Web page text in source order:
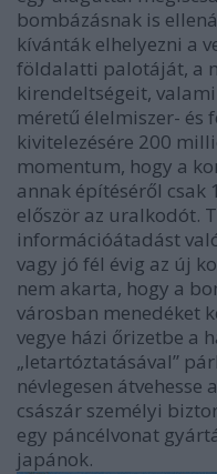
bombázásnak is
kívánták elhelyezni a
földalatti palotáját, a
kirendeltségeit,
méretű élelmiszer- és
kivitelezésére 200
momentum, hogy a
annak építéséről
először az uralkodót.
információátadást
vagy jó fél évig az új
nem akarta, hogy a
városban menedéket
vegye házi őrizetbe a
„letartóztatásával”
névlegesen
császár személyi
egy páncélvonat
japánok.